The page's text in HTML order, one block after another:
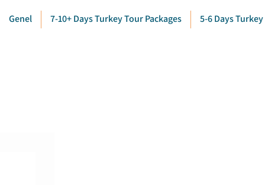
Genel 7-10+ Days Turkey Tour Packages 5-6 Days Turkey